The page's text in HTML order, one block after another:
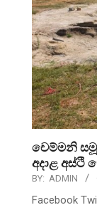
චෙම්මනි
අදාළ
BY: ADMIN
Facebook